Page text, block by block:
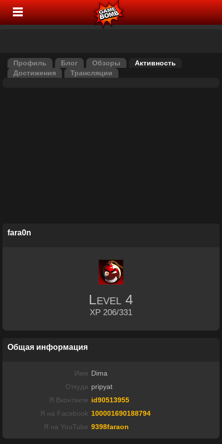
Профиль Блог Обзоры
Активность
Достижения
Трансляции
fara0n
Level 4
XP 206/331
Общая информация
Имя Dima
Откуда pripyat
Я Вконтакте id90513955
Я на Facebook 100001690188794
Я на YouTube 9398faraon